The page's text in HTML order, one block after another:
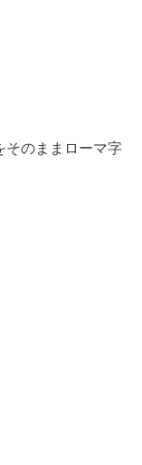
そのままローマ字